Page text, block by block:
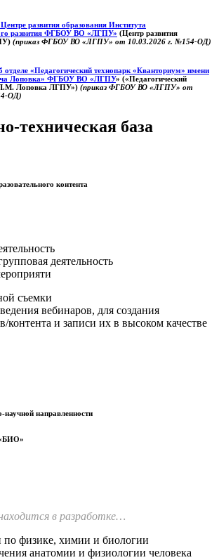
Центре развития образования Института
развития ФГБОУ ВО «ЛГПУ» (Центр развития
(приказ ФГБОУ ВО «ЛГПУ» от 10.03.2026 г. №154-ОД)
«Педагогический технопарк «Кванториум» имени
Лоповка» ФГБОУ ВО «ЛГПУ» («Педагогический
Лоповка ЛГПУ») (приказ ФГБОУ ВО «ЛГПУ» от
ОД)
техническая база
контента
деятельность
съемки
вебинаров, для создания
контента и записи их в высоком качестве
научной направленности
в разработке…
по физике, химии и биологии
анатомии и физиологии человека